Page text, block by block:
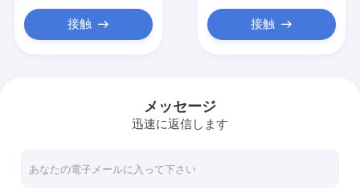
工場旅行
接触 接触
メッセージ
迅速に返信します